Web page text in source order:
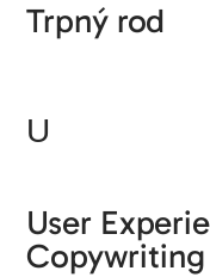
Trpný rod
U
User
Copywriting